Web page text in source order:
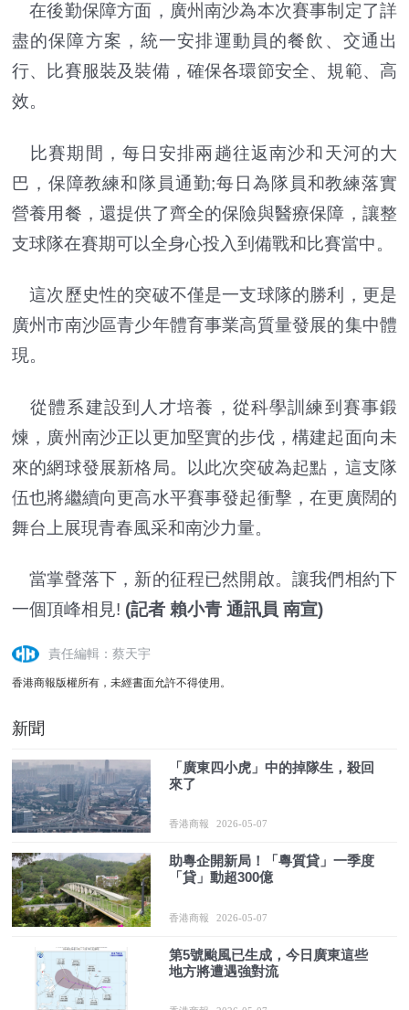
在後勤保障方面，廣州南沙為本次賽事制定了詳
盡的保障方案，統一安排運動員的餐飲、交通出
行、比賽服裝及裝備，確保各環節安全、規範、高
效。
比賽期間，每日安排兩趟往返南沙和天河的大
巴，保障教練和隊員通勤;每日為隊員和教練落實
營養用餐，還提供了齊全的保險與醫療保障，讓整
支球隊在賽期可以全身心投入到備戰和比賽當中。
這次歷史性的突破不僅是一支球隊的勝利，更是
廣州市南沙區青少年體育事業高質量發展的集中體
現。
從體系建設到人才培養，從科學訓練到賽事鍛
煉，廣州南沙正以更加堅實的步伐，構建起面向未
來的網球發展新格局。以此次突破為起點，這支隊
伍也將繼續向更高水平賽事發起衝擊，在更廣闊的
舞台上展現青春風采和南沙力量。
當掌聲落下，新的征程已然開啟。讓我們相約下
一個頂峰相見! (記者 賴小青 通訊員 南宣)
責任編輯：蔡天宇
香港商報版權所有，未經書面允許不得使用。
新聞
「廣東四小虎」中的掉隊生，殺回
來了
香港商報 2026-05-07
助粵企開新局！「粵質貸」一季度
「貸」動超300億
香港商報 2026-05-07
第5號颱風已生成，今日廣東這些
地方將遭遇強對流